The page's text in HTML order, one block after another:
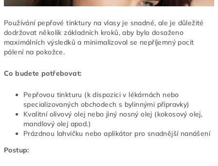
Používání pepřové tinktury na vlasy je snadné, ale je důležité
dodržovat několik základních kroků, aby bylo dosaženo
maximálních výsledků a minimalizoval se nepříjemný pocit
pálení na pokožce.
Co budete potřebovat:
Pepřovou tinkturu (k dispozici v lékárnách nebo
specializovaných obchodech s bylinnými přípravky)
Kvalitní olivový olej nebo jiný nosný olej (kokosový olej,
mandlový olej apod.)
Prázdnou lahvičku nebo aplikátor pro snadnější nanášení
Postup: